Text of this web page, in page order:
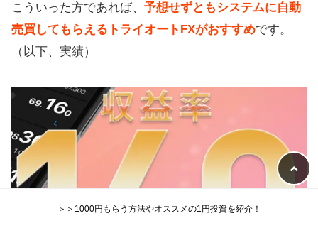
こういった方であれば、 予想せずともシステムに自動
売買してもらえるトライオートFXがおすすめです。
（以下、実績）
＞＞1000円もらう方法やオススメの1円投資を紹介！